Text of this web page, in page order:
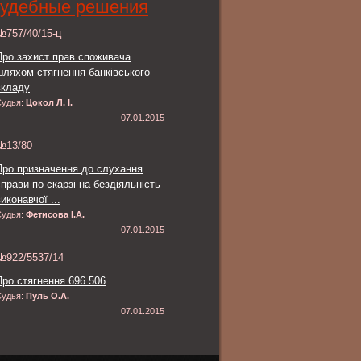
решения
№757/40/15-ц
захист прав споживача
стягнення банківського
Цокол Л. І.
07.01.2015
№13/80
призначення до слухання
по скарзі на бездіяльність
...
Фетисова І.А.
07.01.2015
№922/5537/14
стягнення 696 506
Пуль О.А.
07.01.2015